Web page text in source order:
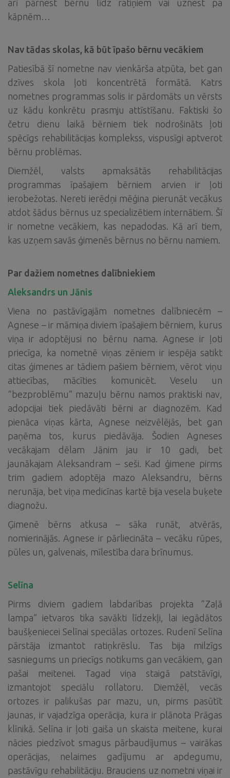
arī pārnest bērnu līdz ratiņiem vai uznest pa
kāpnēm…
Nav tādas skolas, kā būt īpašo bērnu vecākiem
Patiesībā šī nometne nav vienkārša atpūta, bet gan
dzīves skola ļoti koncentrētā formātā. Katrs
nometnes programmas solis ir pārdomāts un vērsts
uz kādu konkrētu prasmju attīstīšanu. Faktiski šo
četru dienu laikā bērniem tiek nodrošināts ļoti
spēcīgs rehabilitācijas komplekss, vispusīgi aptverot
bērnu problēmas.
Diemžēl, valsts apmaksātās rehabilitācijas
programmas īpašajiem bērniem arvien ir ļoti
ierobežotas. Nereti ierēdņi mēģina pierunāt vecākus
atdot šādus bērnus uz specializētiem internātiem. Šī
ir nometne vecākiem, kas nepadodas. Kā arī tiem,
kas uzņem savās ģimenēs bērnus no bērnu namiem.
Par dažiem nometnes dalībniekiem
Aleksandrs un Jānis
Viena no pastāvīgajām nometnes dalībniecēm –
Agnese – ir māmiņa diviem īpašajiem bērniem, kurus
viņa ir adoptējusi no bērnu nama. Agnese ir ļoti
priecīga, ka nometnē viņas zēniem ir iespēja satikt
citas ģimenes ar tādiem pašiem bērniem, vērot viņu
attiecības, mācīties komunicēt. Veselu un
“bezproblēmu” mazuļu bērnu namos praktiski nav,
adopcijai tiek piedāvāti bērni ar diagnozēm. Kad
pienāca viņas kārta, Agnese neizvēlējās, bet gan
paņēma tos, kurus piedāvāja. Šodien Agneses
vecākajam dēlam Jānim jau ir 10 gadi, bet
jaunākajam Aleksandram – seši. Kad ģimene pirms
trim gadiem adoptēja mazo Aleksandru, bērns
nerunāja, bet viņa medicīnas kartē bija vesela buķete
diagnožu.
Ģimenē bērns atkusa – sāka runāt, atvērās,
nomierinājās. Agnese ir pārliecināta – vecāku rūpes,
pūles un, galvenais, mīlestība dara brīnumus.
Selīna
Pirms diviem gadiem labdarības projekta “Zaļā
lampa” ietvaros tika savākti līdzekļi, lai iegādātos
baušķeniecei Selīnai speciālas ortozes. Rudenī Selīna
pārstāja izmantot ratiņkrēslu. Tas bija milzīgs
sasniegums un priecīgs notikums gan vecākiem, gan
pašai meitenei. Tagad viņa staigā patstāvīgi,
izmantojot speciālu rollatoru. Diemžēl, vecās
ortozes ir palikušas par mazu, un, pirms pasūtīt
jaunas, ir vajadzīga operācija, kura ir plānota Prāgas
klīnikā. Selīna ir ļoti gaiša un skaista meitene, kurai
nācies piedzīvot smagus pārbaudījumus – vairākas
operācijas, nelaimes gadījumu ar apdegumu,
pastāvīgu rehabilitāciju. Brauciens uz nometni viņai ir